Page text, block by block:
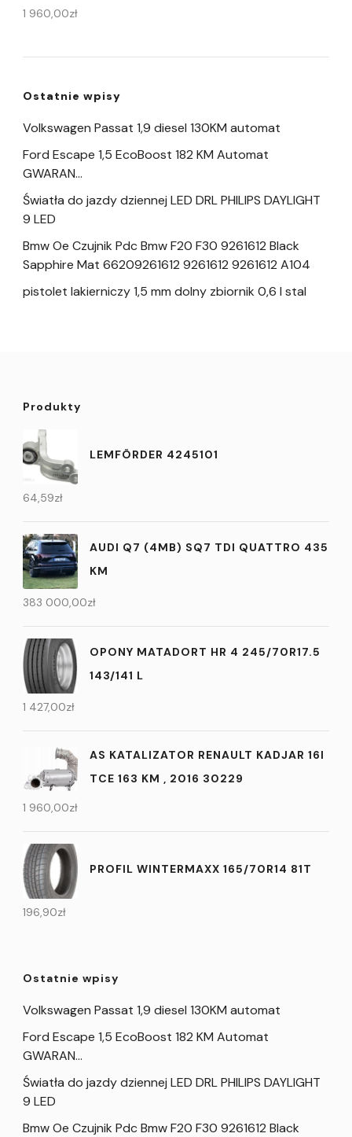
1 960,00zł
Ostatnie wpisy
Volkswagen Passat 1,9 diesel 130KM automat
Ford Escape 1,5 EcoBoost 182 KM Automat
GWARAN…
Światła do jazdy dziennej LED DRL PHILIPS DAYLIGHT
9 LED
Bmw Oe Czujnik Pdc Bmw F20 F30 9261612 Black
Sapphire Mat 66209261612 9261612 9261612 A104
pistolet lakierniczy 1,5 mm dolny zbiornik 0,6 l stal
Produkty
LEMFÖRDER 4245101
64,59zł
AUDI Q7 (4MB) SQ7 TDI QUATTRO 435
KM
383 000,00zł
OPONY MATADORT HR 4 245/70R17.5
143/141 L
1 427,00zł
AS KATALIZATOR RENAULT KADJAR 16I
TCE 163 KM , 2016 30229
1 960,00zł
PROFIL WINTERMAXX 165/70R14 81T
196,90zł
Ostatnie wpisy
Volkswagen Passat 1,9 diesel 130KM automat
Ford Escape 1,5 EcoBoost 182 KM Automat
GWARAN…
Światła do jazdy dziennej LED DRL PHILIPS DAYLIGHT
9 LED
Bmw Oe Czujnik Pdc Bmw F20 F30 9261612 Black